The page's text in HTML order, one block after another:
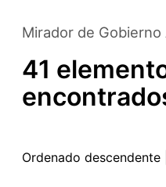
Mirador de
41
Ordenado descendente